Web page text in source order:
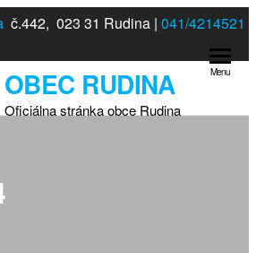
č.442, 023 31 Rudina | 041/4214521
OBEC RUDINA
Oficiálna stránka obce Rudina
Menu